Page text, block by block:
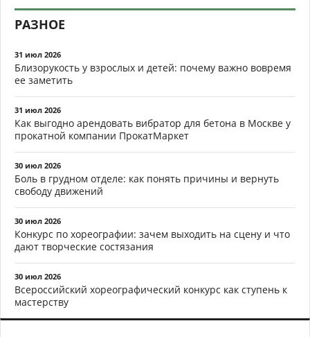
РАЗНОЕ
31 июл 2026
Близорукость у взрослых и детей: почему важно вовремя
ее заметить
31 июл 2026
Как выгодно арендовать вибратор для бетона в Москве у
прокатной компании ПрокатМаркет
30 июл 2026
Боль в грудном отделе: как понять причины и вернуть
свободу движений
30 июл 2026
Конкурс по хореографии: зачем выходить на сцену и что
дают творческие состязания
30 июл 2026
Всероссийский хореографический конкурс как ступень к
мастерству